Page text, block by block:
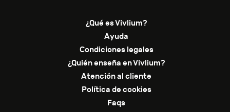
¿Qué es Vivlium?
Ayuda
Condiciones legales
¿Quién enseña en Vivlium?
Atención al cliente
Política de cookies
Faqs